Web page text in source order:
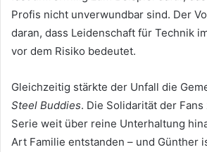
Profis nicht unverwundbar sind. Der
daran, dass Leidenschaft für Technik
vor dem Risiko bedeutet.
Gleichzeitig stärkte der Unfall die
Steel Buddies. Die Solidarität der
Serie weit über reine Unterhaltung
Art Familie entstanden – und Günther